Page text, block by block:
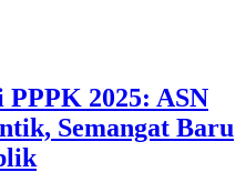
2025: ASN
Semangat Baru